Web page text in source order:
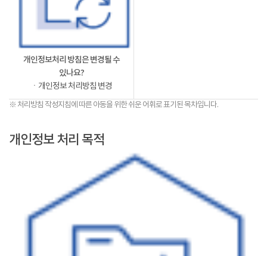
개인정보처리 방침은 변경될 수
있나요?
ㆍ개인정보 처리방침 변경
※ 처리방침 작성지침에 따른 아동을 위한 쉬운 어휘로 표기된 목차입니다.
개인정보 처리 목적